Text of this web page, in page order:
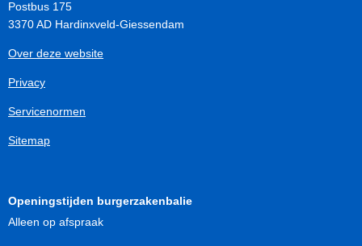
Postbus 175
3370 AD Hardinxveld-Giessendam
Over deze website
Privacy
Servicenormen
Sitemap
Openingstijden burgerzakenbalie
Alleen op afspraak